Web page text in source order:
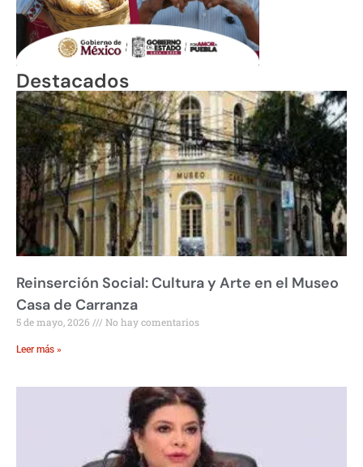
Destacados
Reinserción Social: Cultura y Arte en el Museo
Casa de Carranza
5 de mayo, 2026 No hay comentarios
Leer más »